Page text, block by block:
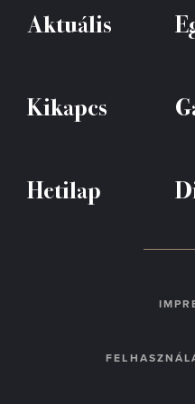
Aktuális
Kikapcs
Hetilap